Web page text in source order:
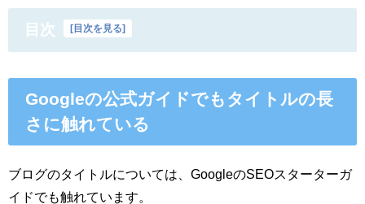
目次 [ 目次を見る]
Googleの公式ガイドでもタイトルの長
さに触れている
ブログのタイトルについては、GoogleのSEOスターターガ
イドでも触れています。